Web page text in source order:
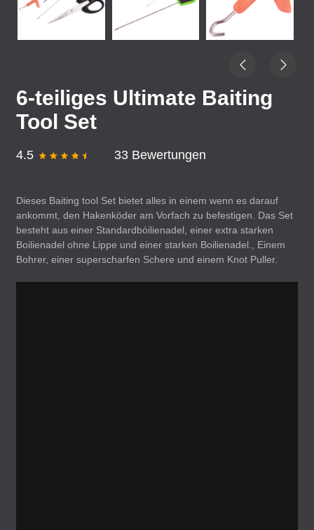
6-teiliges Ultimate Baiting
Tool Set
4.5 33 Bewertungen
Dieses Baiting tool Set bietet alles in einem wenn es darauf
ankommt, den Hakenköder am Vorfach zu befestigen. Das Set
besteht aus einer Standardbóilienadel, einer extra starken
Boilienadel ohne Lippe und einer starken Boilienadel., Einem
Bohrer, einer superscharfen Schere und einem Knot Puller.